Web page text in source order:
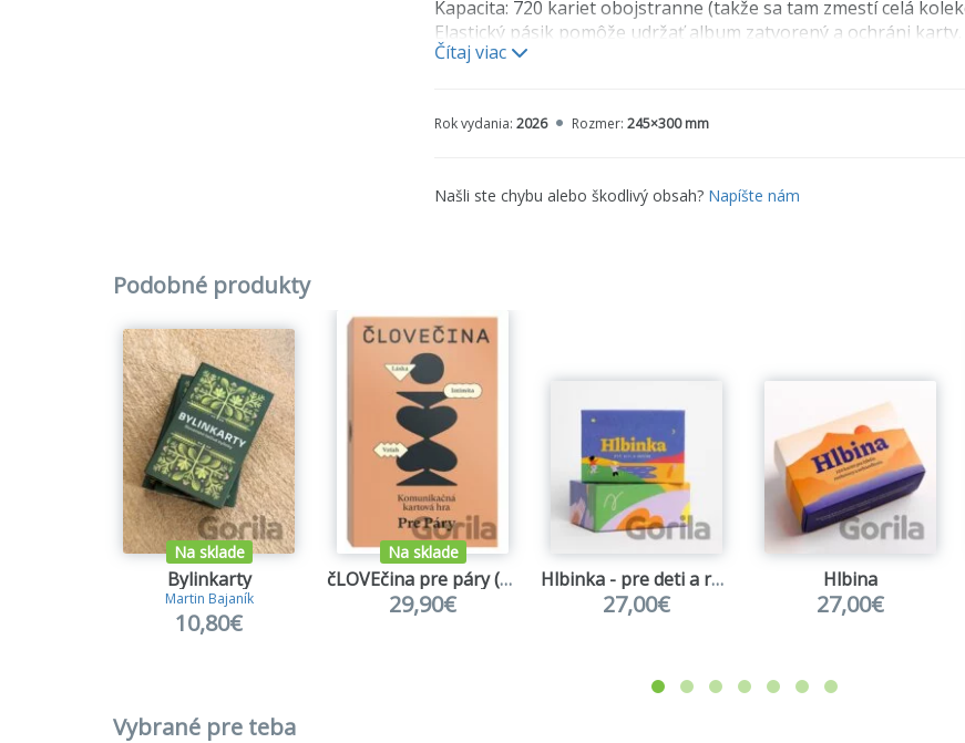
Kapacita: 720 kariet obojstranne (takže sa tam zmestí celá
Elastický pásik pomôže udržať album zatvorený a ochráni karty.
Čítaj viac
Rok vydania: 2026 Rozmer: 245×300 mm
Našli ste chybu alebo škodlivý obsah? Napíšte nám
Podobné produkty
Na sklade
Bylinkarty
Martin Bajaník
10,80€
Na sklade
čLOVEčina pre páry (rozšírené vydanie)
29,90€
Hlbinka - pre deti a rodičov
27,00€
Hlbina
27,00€
Vybrané pre teba